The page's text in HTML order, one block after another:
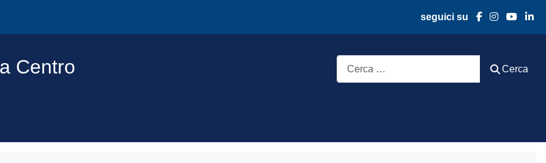
seguici su
Centro Cerca